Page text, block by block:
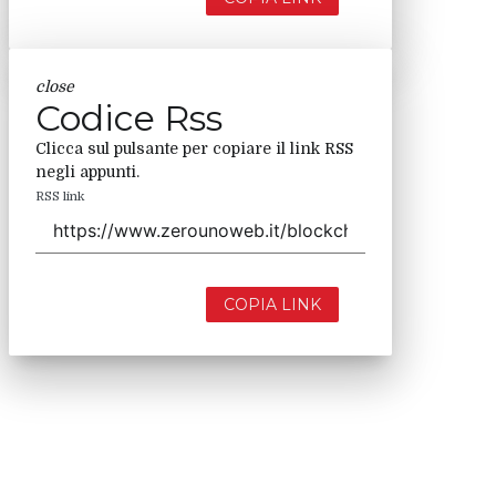
close
Codice Rss
Clicca sul pulsante per copiare il link RSS
negli appunti.
RSS link
COPIA LINK